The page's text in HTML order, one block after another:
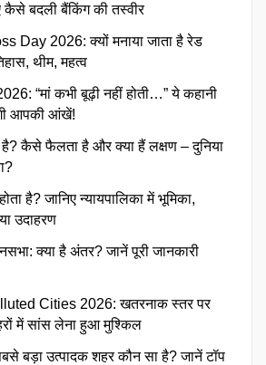
कैसे बदली बैंकिंग की तस्वीर
Day 2026: क्यों मनाया जाता है रेड
थीम, महत्व
“मां कभी बूढ़ी नहीं होती…” ये कहानी
आपकी आंखें!
कैसे फैलता है और क्या हैं लक्षण – दुनिया
है? जानिए न्यायपालिका में भूमिका,
उदाहरण
क्या है अंतर? जानें पूरी जानकारी
Cities 2026: खतरनाक स्तर पर
में सांस लेना हुआ मुश्किल
बड़ा उत्पादक शहर कौन सा है? जानें टॉप